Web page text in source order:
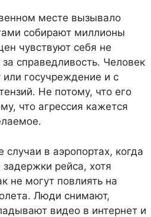
месте вызывало
собирают миллионы
чувствуют себя не
справедливость. Человек
или госучреждение и с
Не потому, что его
что агрессия кажется
в аэропортах, когда
рейса, хотя
не могут повлиять на
Люди снимают,
видео в интернет и